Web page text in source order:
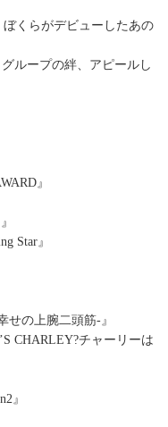
くらがデビューしたあの
ループの絆、アピールし
』
Star』
せの上腕二頭筋-』
CHARLEY?チャーリーは
』